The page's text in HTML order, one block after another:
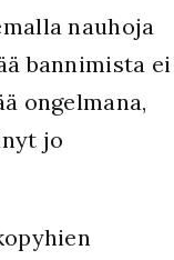
nauhoja
bannimista ei
ongelmana,
jo